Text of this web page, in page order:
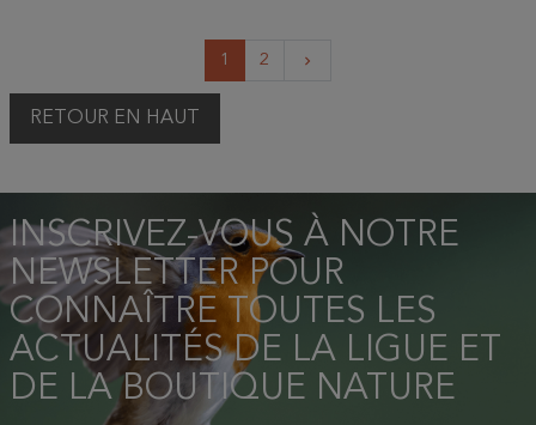
1 2 keyboard_arrow_right
RETOUR EN HAUT
INSCRIVEZ-VOUS À NOTRE
NEWSLETTER POUR
CONNAÎTRE TOUTES LES
ACTUALITÉS DE LA LIGUE ET
DE LA BOUTIQUE NATURE